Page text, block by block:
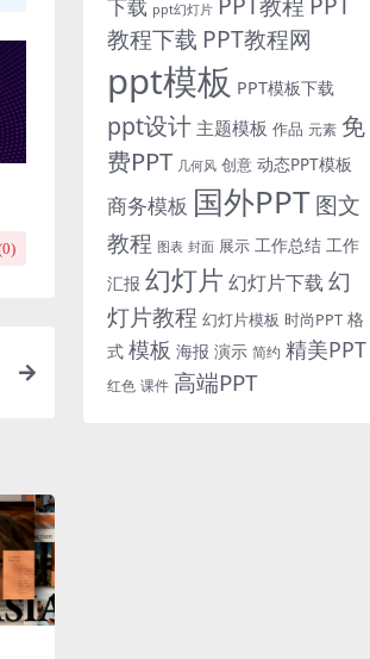
0)
下载 ppt幻灯片
教程下载 PPT教程网
ppt模板 PPT模板下载
ppt设计 主题模板 作品 元素 免
费PPT 几何风 创意 动态PPT模板
商务模板 国外PPT图文
教程 图表 封面 展示 工作总结 工作
汇报 幻灯片 幻灯片下载 幻
灯片教程 幻灯片模板 时尚PPT 格
式 模板 海报 演示 简约 精美PPT
红色 课件 高端PPT